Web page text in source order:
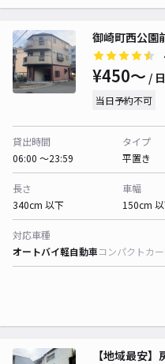
御崎町西公園
¥450〜 / 日
当日予約不可
貸出時間
06:00 〜23:59
タイプ
平置き
長さ
340cm 以下
車幅
150cm
対応車種
オートバイ軽自動車コンパクトカー
【地域最安